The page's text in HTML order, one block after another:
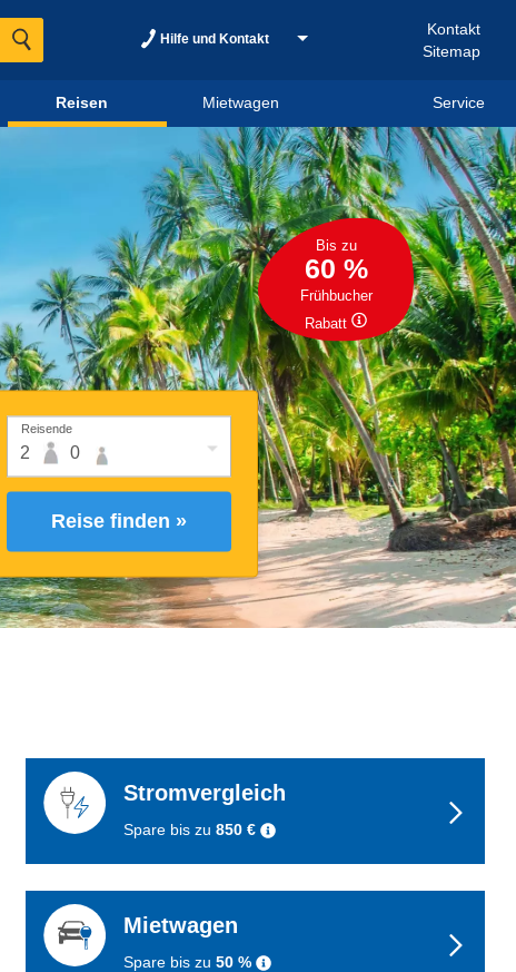
Hilfe und Kontakt
Kontakt
Sitemap
Reisen Mietwagen Service
Bis zu
60 %
Frühbucher
Rabatt
Reisende
Reise finden »
Stromvergleich
Spare bis zu 850 €
Mietwagen
Spare bis zu 50 %